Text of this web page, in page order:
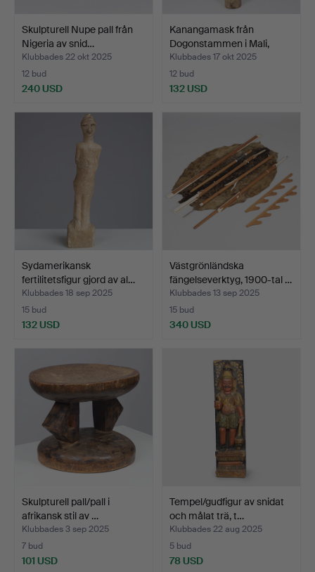
Skulpturell Nupe pall från
Nigeria av snid…
Klubbades 22 okt 2025
12 bud
240 USD
Kanangamask från
Dogonstammen i Mali,
delv…
Klubbades 17 okt 2025
12 bud
132 USD
Sydamerikansk
fertilitetsfigur gjord av al…
Klubbades 18 sep 2025
15 bud
132 USD
Västgrönländska
fängelseverktyg, 1900-tal …
Klubbades 13 sep 2025
15 bud
340 USD
Skulpturell pall/pall i
afrikansk stil av …
Klubbades 3 sep 2025
7 bud
101 USD
Tempel/gudfigur av snidat
och målat trä, t…
Klubbades 22 aug 2025
5 bud
78 USD